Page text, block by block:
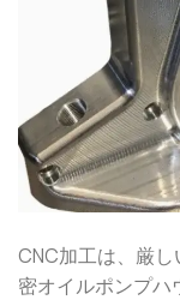
CNC加工は、厳
密オイルポンプ